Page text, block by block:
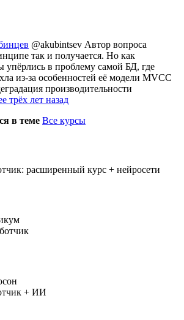
@akubintsev Автор вопроса
так и получается. Но как
упёрлись в проблему самой БД, где
из-за особенностей её модели MVCC
производительности
трёх лет назад
в теме Все курсы
расширенный курс + нейросети
+ ИИ